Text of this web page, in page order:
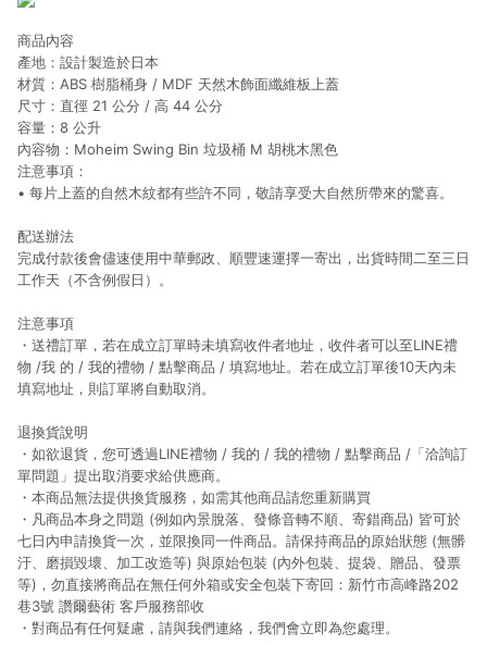
商品內容
產地：設計製造於日本
材質：ABS 樹脂桶身 / MDF 天然木飾面纖維板上蓋
尺寸：直徑 21 公分 / 高 44 公分
容量：8 公升
內容物：Moheim Swing Bin 垃圾桶 M 胡桃木黑色
注意事項：
• 每片上蓋的自然木紋都有些許不同，敬請享受大自然所帶來的驚喜。
配送辦法
完成付款後會儘速使用中華郵政、順豐速運擇一寄出，出貨時間二至三日
工作天（不含例假日）。
注意事項
・送禮訂單，若在成立訂單時未填寫收件者地址，收件者可以至LINE禮
物 /我 的 / 我的禮物 / 點擊商品 / 填寫地址。若在成立訂單後10天內未
填寫地址，則訂單將自動取消。
退換貨說明
・如欲退貨，您可透過LINE禮物 / 我的 / 我的禮物 / 點擊商品 /「洽詢訂
單問題」提出取消要求給供應商。
・本商品無法提供換貨服務，如需其他商品請您重新購買
・凡商品本身之問題 (例如內景脫落、發條音轉不順、寄錯商品) 皆可於
七日內申請換貨一次，並限換同一件商品。請保持商品的原始狀態 (無髒
汙、磨損毀壞、加工改造等) 與原始包裝 (內外包裝、提袋、贈品、發票
等)，勿直接將商品在無任何外箱或安全包裝下寄回：新竹市高峰路202
巷3號 讚爾藝術 客戶服務部收
・對商品有任何疑慮，請與我們連絡，我們會立即為您處理。